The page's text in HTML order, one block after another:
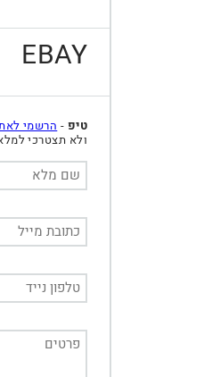
EBAY
טיפ - הרשמי
ולא תצטרכי